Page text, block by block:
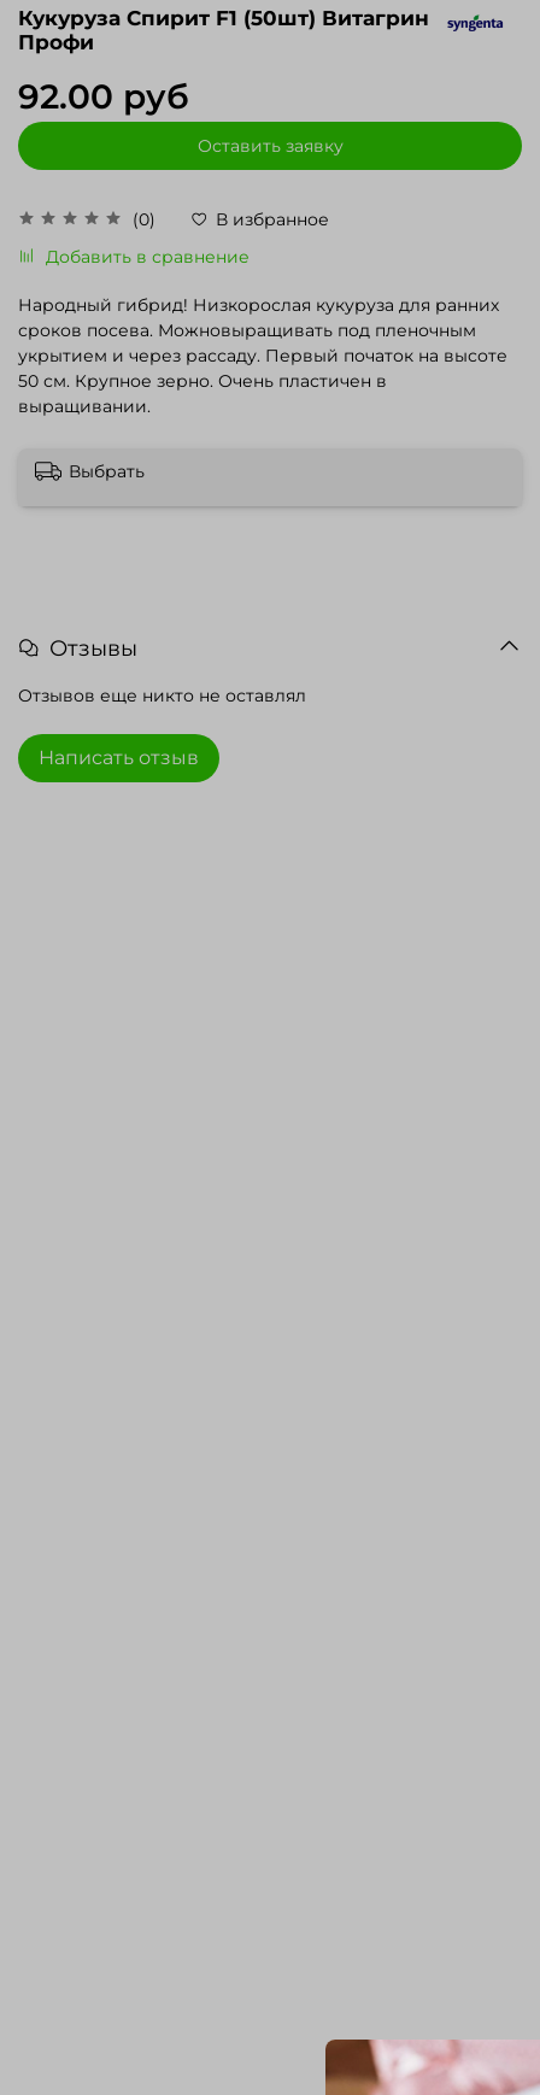
Кукуруза Спирит F1 (50шт) Витагрин
Профи
(0)
В избранное
Добавить в сравнение
92.00 руб
Оставить заявку
Народный гибрид! Низкорослая кукуруза для ранних
сроков посева. Можновыращивать под пленочным
укрытием и через рассаду. Первый початок на высоте
50 см. Крупное зерно. Очень пластичен в
выращивании.
Выбрать
Отзывы
Отзывов еще никто не оставлял
Написать отзыв